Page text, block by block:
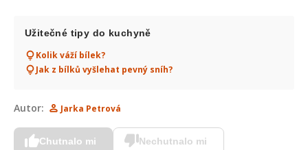
Užitečné tipy do kuchyně
Kolik váží bílek?
Jak z bílků vyšlehat pevný sníh?
Autor: Jarka Petrová
Chutnalo mi Nechutnalo mi